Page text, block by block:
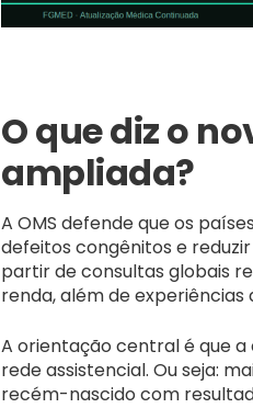
O que diz o
ampliada?
A OMS defende que os
defeitos congênitos e
partir de consultas globais
renda, além de
A orientação central é que
rede assistencial. Ou seja:
recém-nascido com